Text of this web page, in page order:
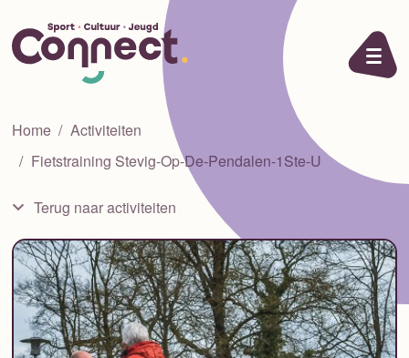
Ga naar de inhoud
Home
Activiteiten
Fietstraining Stevig-Op-De-Pendalen-1Ste-U
Terug naar activiteiten